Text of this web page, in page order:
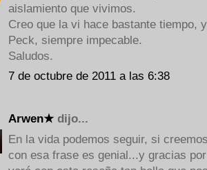
aislamiento que vivimos.
Creo que la vi hace bastante tiempo,
Peck, siempre impecable.
Saludos.
7 de octubre de 2011 a las 6:38
Arwen★ dijo...
En la vida podemos seguir, si
con esa frase es genial...y gracias